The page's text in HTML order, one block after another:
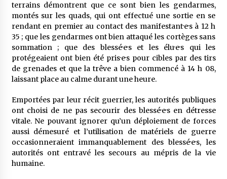
terrains démontrent que ce sont bien les gendarmes,
montés sur les quads, qui ont effectué une sortie en se
rendant en premier au contact des manifestant·e·s à 12 h
35 ; que les gendarmes ont bien attaqué les cortèges sans
sommation ; que des blessé·e·s et les élu·e·s qui les
protégeaient ont bien été pris·e·s pour cibles par des tirs
de grenades et que la trêve a bien commencé à 14 h 08,
laissant place au calme durant une heure.
Emportées par leur récit guerrier, les autorités publiques
ont choisi de ne pas secourir des blessé·e·s en détresse
vitale. Ne pouvant ignorer qu’un déploiement de forces
aussi démesuré et l’utilisation de matériels de guerre
occasionneraient immanquablement des blessé·e·s, les
autorités ont entravé les secours au mépris de la vie
humaine.